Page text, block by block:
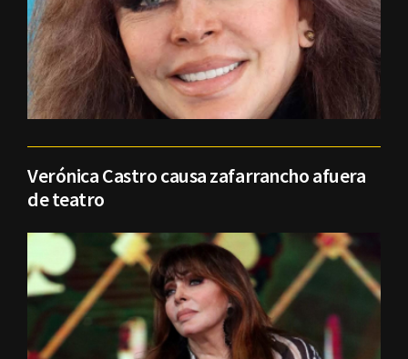
Verónica Castro causa zafarrancho afuera
de teatro